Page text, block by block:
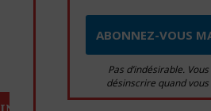
Pas d’indésirable.
désinscrire quand